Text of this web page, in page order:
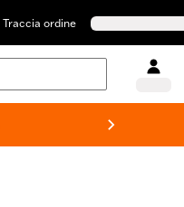
Traccia ordine